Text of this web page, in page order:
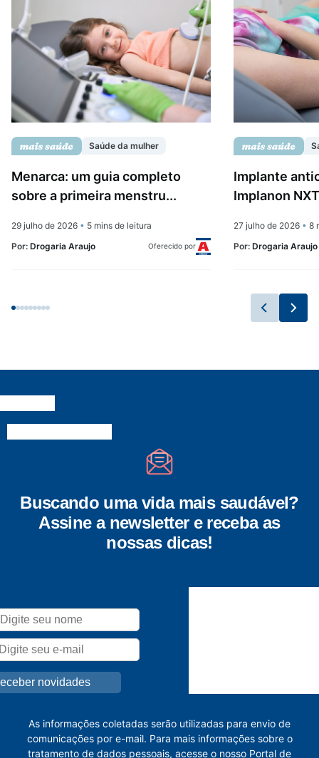
Saúde da mulher
Menarca: um guia completo
sobre a primeira menstru...
29 julho de 2026 • 5 mins de leitura
Por: Drogaria Araujo Oferecido por
Implante
Implanon
27 julho de 2026 • 8
Por: Drogaria Araujo
Buscando uma vida mais saudável?
Assine a newsletter e receba as
nossas dicas!
As informações coletadas serão utilizadas para envio de
comunicações por e-mail. Para mais informações sobre o
tratamento de dados pessoais, acesse o nosso Portal de